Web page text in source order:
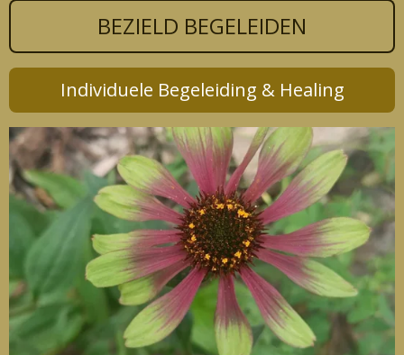
BEZIELD BEGELEIDEN
Individuele Begeleiding & Healing